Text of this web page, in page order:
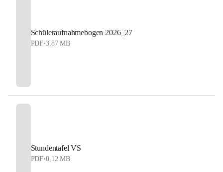
Schüleraufnahmebogen 2026_27
PDF•3,87 MB
Stundentafel VS
PDF•0,12 MB